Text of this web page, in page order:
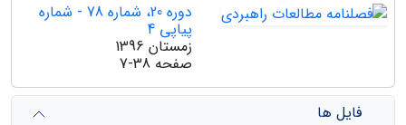
دوره 20، شماره 78 - شماره
پیاپی 4
زمستان 1396
صفحه 7-38
فایل ها